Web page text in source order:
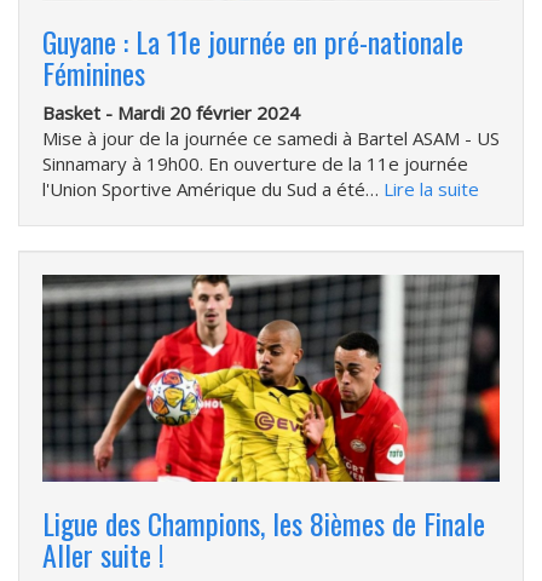
Guyane : La 11e journée en pré-nationale
Féminines
Basket - Mardi 20 février 2024
Mise à jour de la journée ce samedi à Bartel ASAM - US
Sinnamary à 19h00. En ouverture de la 11e journée
l'Union Sportive Amérique du Sud a été… Lire la suite
Ligue des Champions, les 8ièmes de Finale
Aller suite !